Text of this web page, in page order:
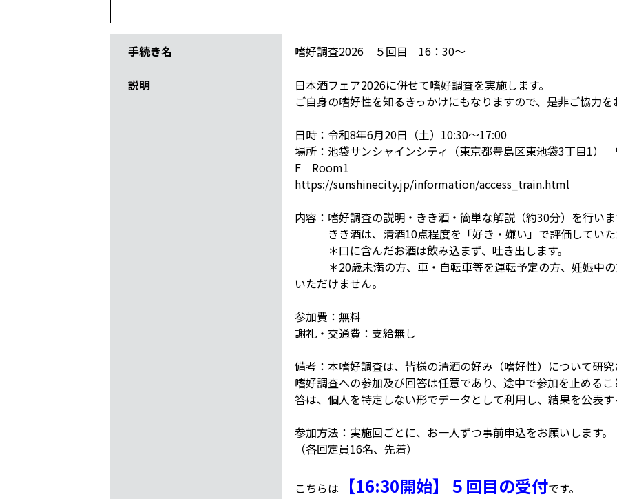
手続き名 嗜好調査2026 ５回目 16：30～
説明
日本酒フェア2026に併せて嗜好調査を実施します。
ご自身の嗜好性を知るきっかけにもなりますので、是非ご協力を
日時：令和8年6月20日（土）10:30～17:00
場所：池袋サンシャインシティ（東京都豊島区東池袋3丁目1）
F Room1
https://sunshinecity.jp/information/access_train.html
内容：嗜好調査の説明・きき酒・簡単な解説（約30分）を行いま
きき酒は、清酒10点程度を「好き・嫌い」で評価していた
＊口に含んだお酒は飲み込まず、吐き出します。
＊20歳未満の方、車・自転車等を運転予定の方、妊娠中の
いただけません。
参加費：無料
謝礼・交通費：支給無し
備考：本嗜好調査は、皆様の清酒の好み（嗜好性）について研究
嗜好調査への参加及び回答は任意であり、途中で参加を止める
答は、個人を特定しない形でデータとして利用し、結果を公表す
参加方法：実施回ごとに、お一人ずつ事前申込をお願いします。
（各回定員16名、先着）
こちらは 【16:30開始】５回目の受付です。